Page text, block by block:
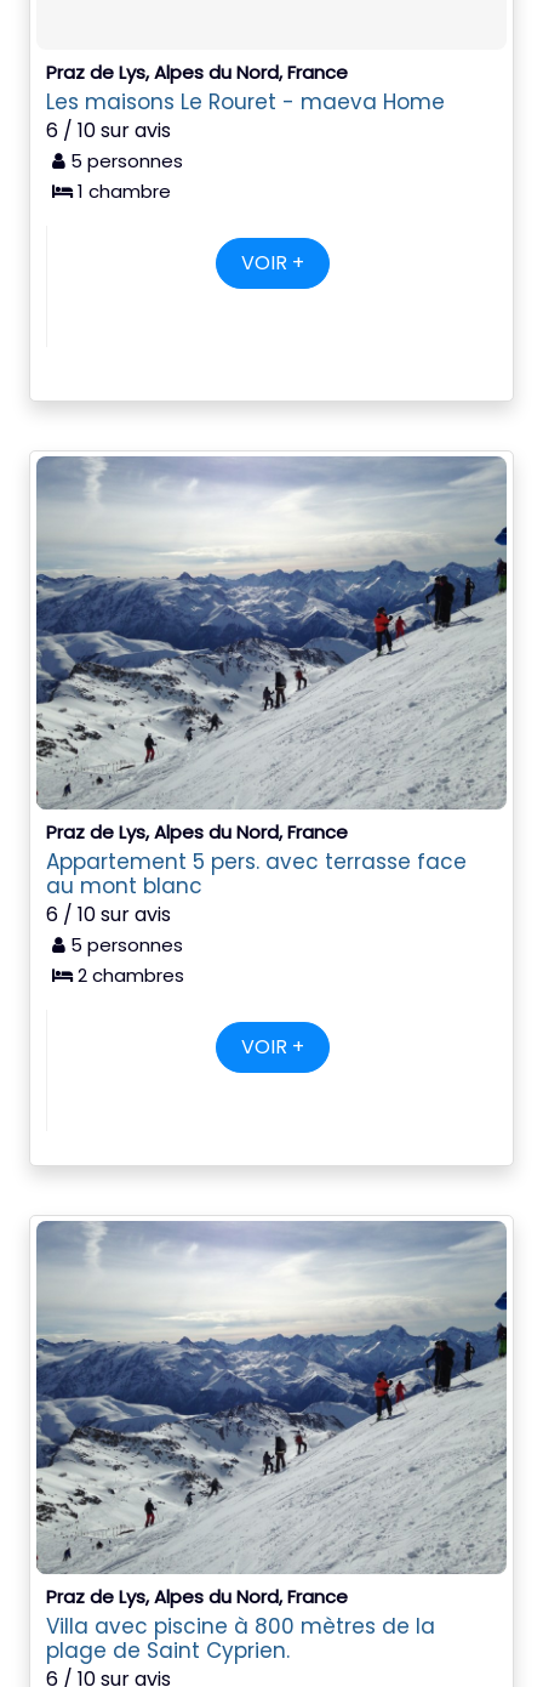
Praz de Lys, Alpes du Nord, France
Les maisons Le Rouret - maeva Home
6 / 10 sur avis
5 personnes
1 chambre
VOIR +
Praz de Lys, Alpes du Nord, France
Appartement 5 pers. avec terrasse face
au mont blanc
6 / 10 sur avis
5 personnes
2 chambres
VOIR +
Praz de Lys, Alpes du Nord, France
Villa avec piscine à 800 mètres de la
plage de Saint Cyprien.
6 / 10 sur avis